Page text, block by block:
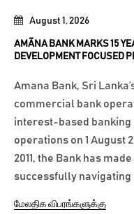
August 1, 2026
AMÃNA BANK MARKS 15
DEVELOPMENT FOCUSED
Amana Bank, Sri
commercial bank
interest-based banking
operations on 1 August
2011, the Bank has
successfully navigating
மேலதிக விபரங்களுக்கு